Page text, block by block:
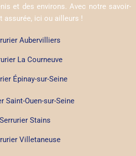
et des environs. Avec notre savoir-
assurée, ici ou ailleurs !
Aubervilliers
La Courneuve
Épinay-sur-Seine
Saint-Ouen-sur-Seine
Serrurier Stains
Villetaneuse